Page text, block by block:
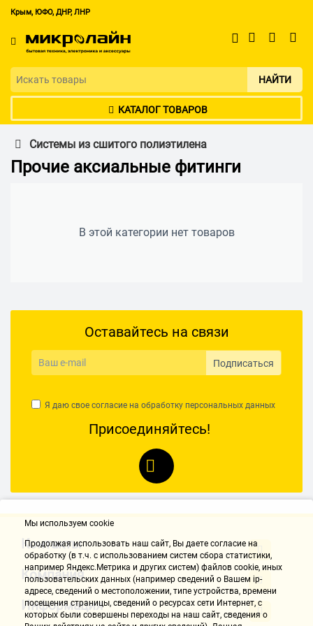
Крым, ЮФО, ДНР, ЛНР
НАЙТИ
КАТАЛОГ ТОВАРОВ
Системы из сшитого полиэтилена
Прочие аксиальные фитинги
В этой категории нет товаров
Оставайтесь на связи
Подписаться
Я даю свое согласие на обработку персональных данных
Присоединяйтесь!
Контакты
Компания
Информация
Мы используем cookie
Продолжая использовать наш cайт, Вы даете согласие на
обработку (в т.ч. с использованием систем сбора статистики,
например Яндекс.Метрика и других систем) файлов cookie, иных
пользовательских данных (например сведений о Вашем ip-
адресе, сведений о местоположении, типе устройства, времени
посещения страницы, сведений о ресурсах сети Интернет, с
которых были совершены переходы на наш сайт, сведения о